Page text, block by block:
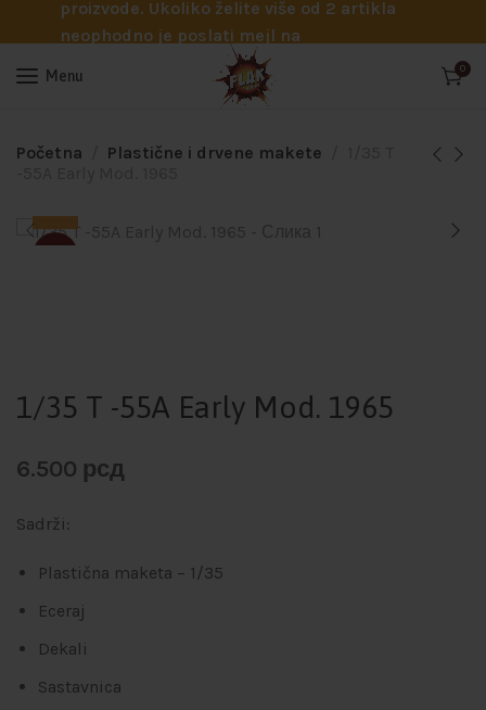
proizvode. Ukoliko želite više od 2 artikla
neophodno je poslati mejl na
info@flakhobby.com sa preciznim šiframa
proizvoda. Svakako nas možete pozvati
potrebna pomoć oko odabira.
Menu 0
Početna Plastične i drvene makete
1/35 T -55A Early Mod. 1965
6.500 рсд
Sadrži:
Plastična maketa – 1/35
Eceraj
Dekali
Sastavnica